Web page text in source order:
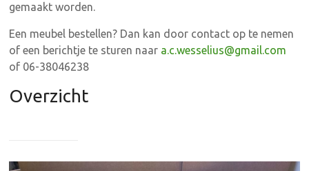
gemaakt worden.
Een meubel bestellen? Dan kan door contact op te nemen
of een berichtje te sturen naar a.c.wesselius@gmail.com
of 06-38046238
Overzicht